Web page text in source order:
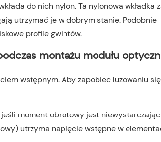
do nich nylon. Ta nylonowa wkładka
utrzymać je w dobrym stanie. Podobnie
profile gwintów.
montażu modułu
wstępnym. Aby zapobiec luzowaniu się
moment obrotowy jest
utrzyma napięcie wstępne w